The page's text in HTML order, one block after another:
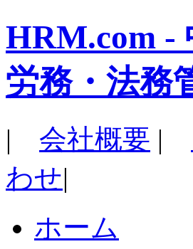
HRM.com -
労務・法務
| 会社概要 |
わせ|
ホーム